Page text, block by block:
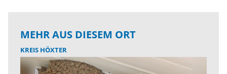
MEHR AUS DIESEM ORT
KREIS HÖXTER